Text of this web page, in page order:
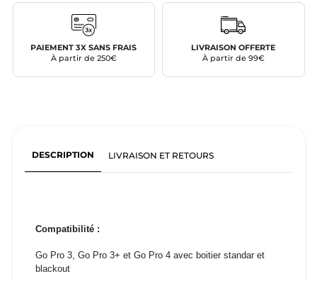
PAIEMENT 3X SANS FRAIS
À partir de 250€
LIVRAISON OFFERTE
À partir de 99€
DESCRIPTION LIVRAISON ET RETOURS
Compatibilité :
Go Pro 3, Go Pro 3+ et Go Pro 4 avec boitier standar et
blackout